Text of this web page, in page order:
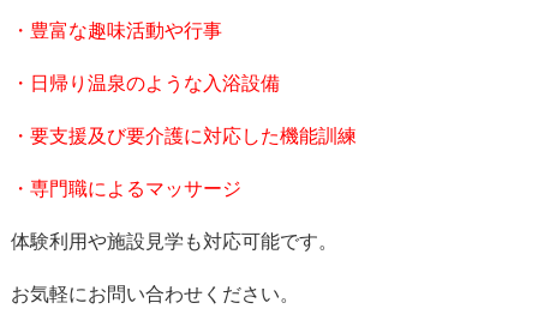
・豊富な趣味活動や行事
・日帰り温泉のような入浴設備
・要支援及び要介護に対応した機能訓練
・専門職によるマッサージ
体験利用や施設見学も対応可能です。
お気軽にお問い合わせください。